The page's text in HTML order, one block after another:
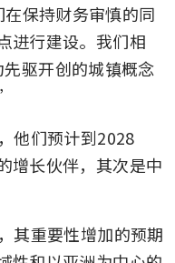
保持财务审慎的同
进行建设。我们相
驱开创的城镇概念
他们预计到2028
增长伙伴，其次是中
其重要性增加的预期